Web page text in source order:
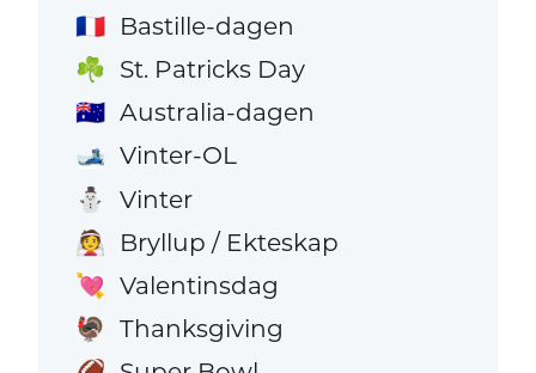
🇫🇷 Bastille-dagen
☘️ St. Patricks Day
🇦🇺 Australia-dagen
🎿 Vinter-OL
⛄ Vinter
👰 Bryllup / Ekteskap
💘 Valentinsdag
🦃 Thanksgiving